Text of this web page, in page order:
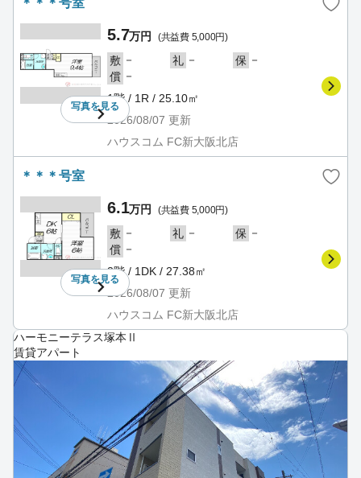
＊＊＊号室
写真を見る
5.7万円 (共益費 5,000円)
敷 － 礼 － 保 －
償 －
1階 / 1R / 25.10㎡
2026/08/07 更新
ハウスコム FC新大阪北店
＊＊＊号室
写真を見る
6.1万円 (共益費 5,000円)
敷 － 礼 － 保 －
償 －
3階 / 1DK / 27.38㎡
2026/08/07 更新
ハウスコム FC新大阪北店
ハーモニーテラス塚本Ⅱ
賃貸アパート